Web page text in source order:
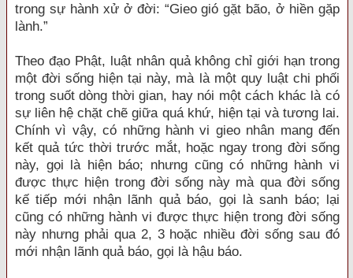
trong sự hành xử ở đời: “Gieo gió gặt bão, ở hiền gặp
lành.”
Theo đạo Phật, luật nhân quả không chỉ giới hạn trong
một đời sống hiện tại này, mà là một quy luật chi phối
trong suốt dòng thời gian, hay nói một cách khác là có
sự liên hệ chặt chẽ giữa quá khứ, hiện tại và tương lai.
Chính vì vậy, có những hành vi gieo nhân mang đến
kết quả tức thời trước mắt, hoặc ngay trong đời sống
này, gọi là hiện báo; nhưng cũng có những hành vi
được thực hiện trong đời sống này mà qua đời sống
kế tiếp mới nhận lãnh quả báo, gọi là sanh báo; lại
cũng có những hành vi được thực hiện trong đời sống
này nhưng phải qua 2, 3 hoặc nhiều đời sống sau đó
mới nhận lãnh quả báo, gọi là hậu báo.